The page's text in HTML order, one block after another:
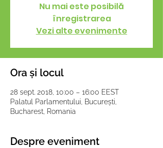
Nu mai este posibilă
înregistrarea
Vezi alte evenimente
Ora și locul
28 sept. 2018, 10:00 – 16:00 EEST
Palatul Parlamentului, București,
Bucharest, Romania
Despre eveniment